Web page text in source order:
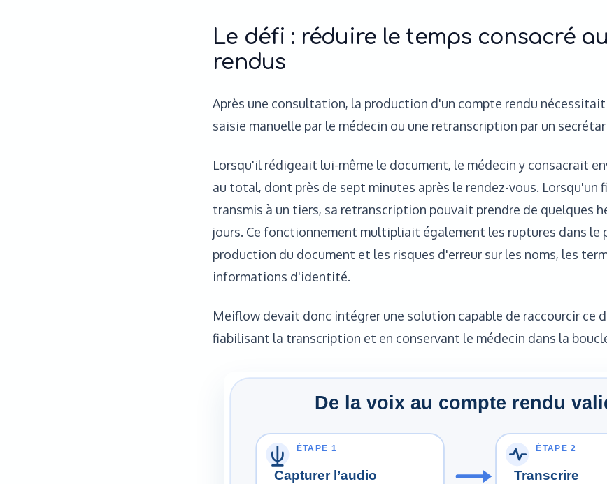
Le défi : réduire le temps consacré
rendus
Après une consultation, la production d'un compte rendu
saisie manuelle par le médecin ou une retranscription par un
Lorsqu'il rédigeait lui-même le document, le médecin y consacrait
au total, dont près de sept minutes après le rendez-vous. Lorsqu'un
transmis à un tiers, sa retranscription pouvait prendre de quelques
jours. Ce fonctionnement multipliait également les ruptures dans le
production du document et les risques d'erreur sur les noms, les
informations d'identité.
Meiflow devait donc intégrer une solution capable de raccourcir ce
fiabilisant la transcription et en conservant le médecin dans la